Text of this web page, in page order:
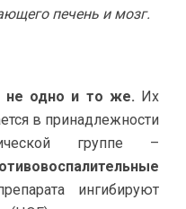
печень и мозг.
не одно и то же. Их
в принадлежности
группе –
ингибируют